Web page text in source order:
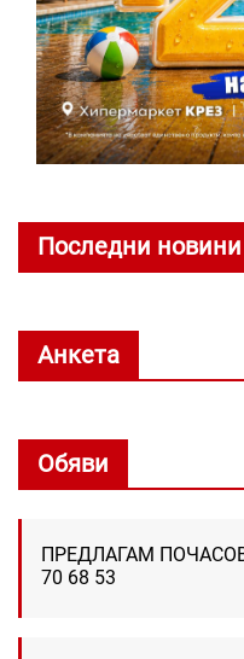
Последни новини
Анкета
Обяви
ПРЕДЛАГАМ
70 68 53